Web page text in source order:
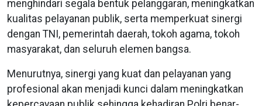
menghindari segala bentuk pelanggaran, meningkatkan
kualitas pelayanan publik, serta memperkuat sinergi
dengan TNI, pemerintah daerah, tokoh agama, tokoh
masyarakat, dan seluruh elemen bangsa.
Menurutnya, sinergi yang kuat dan pelayanan yang
profesional akan menjadi kunci dalam meningkatkan